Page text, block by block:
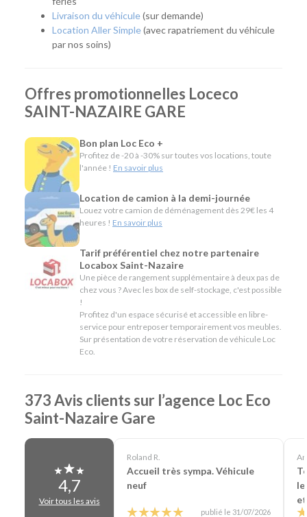
Quel véhicule choisir ?
Notre agence met à votre disposition une flotte complète
pour répondre à tous les usages :
ville.
Routières, SUV et monospaces pour les vacances ou
les longs trajets.
Minibus pour voyager en groupe.
Utilitaires de différentes capacités pour un
déménagement, des travaux ou le transport de
matériel.
L'esprit Loc Eco
Depuis plus de 40 ans, Loc Eco propose une location de
véhicules simple, économique et accessible. À Saint-Nazaire
Gare, nous mettons cette philosophie au service de tous
vos projets grâce à une agence de proximité, un large choix
de véhicules et des services pensés pour vous simplifier la
location, que vous soyez de passage ou habitant de la
En résumé - Location de voiture à Saint-Nazaire
Agences de location à proximité :La Baule Gare
Catégories de voitures :
Citadines
Monospaces et Minibus-
Catégories d'utilitaires :
Véhicules de société
chantier
Livraison du véhicule(sur demande)
Location Aller Simple(avec rapatriement du véhicule
par nos soins)
Offres promotionnelles Loceco
SAINT-NAZAIRE GARE
Bon plan Loc Eco +
Profitez de -20 à -30% sur toutes vos locations, toute
l'année ! En savoir plus
Location de camion à la demi-journée
Louez votre camion de déménagement dès 29€ les 4
heures ! En savoir plus
Tarif préférentiel chez notre partenaire
Locabox Saint-Nazaire
Une pièce de rangement supplémentaire à deux pas de
chez vous ? Avec les box de self-stockage, c'est possible
!
Profitez d'un espace sécurisé et accessible en libre-
service pour entreposer temporairement vos meubles.
Sur présentation de votre réservation de véhicule Loc
Eco.
373 Avis clients sur l’agence Loc Eco
Saint-Nazaire Gare
4,7
Voir tous les avis
Roland R.
Accueil très sympa. Véhicule
neuf
publié le 31/07/2026